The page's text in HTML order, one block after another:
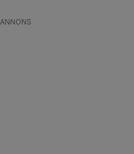
ANNONS